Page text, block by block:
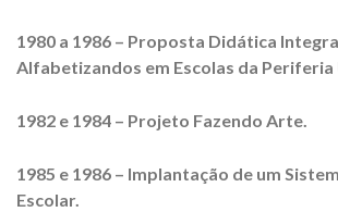
1980 a 1986 – Proposta Didática
Alfabetizandos em Escolas da Periferia
1982 e 1984 – Projeto Fazendo Arte.
1985 e 1986 – Implantação de um
Escolar.